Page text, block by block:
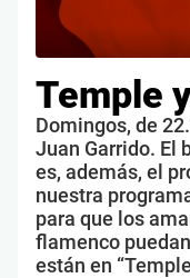
Temple
Domingos, de
Juan Garrido. El
es, además, el
nuestra
para que los
flamenco
están en